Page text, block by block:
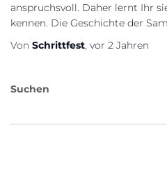
anspruchsvoll. Daher lernt Ihr
kennen. Die Geschichte der
Von Schrittfest, vor 2 Jahren
Suchen